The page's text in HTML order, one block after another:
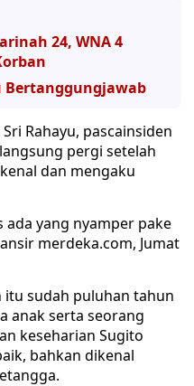
24, WNA 4
Bertanggungjawab
Rahayu, pascainsiden
pergi setelah
dan mengaku
ada yang nyamper pake
merdeka.com, Jumat
sudah puluhan tahun
anak serta seorang
keseharian Sugito
bahkan dikenal